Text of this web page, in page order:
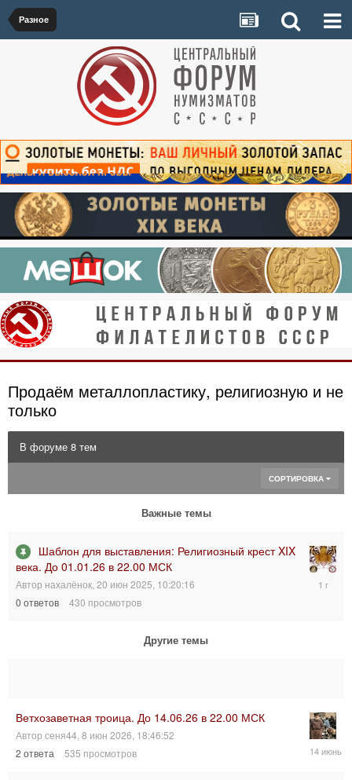
Разное
Продаём металлопластику, религиозную и не
только
В форуме 8 тем
СОРТИРОВКА
Важные темы
Шаблон для выставления: Религиозный крест XIX
века. До 01.01.26 в 22.00 МСК
Автор нахалёнок 20 июн 2025, 10:20:16
0 ответов 430 просмотров
Другие темы
Ветхозаветная троица. До 14.06.26 в 22.00 МСК
Автор сеня44 8 июн 2026, 18:46:52
2 ответа 535 просмотров
14